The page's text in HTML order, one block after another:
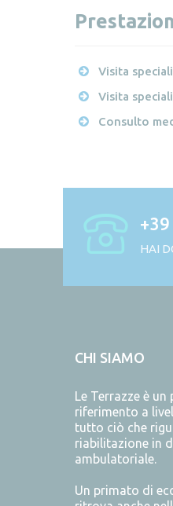
Visita
Visita
Consulto
HAI
CHI SIAMO
Le Terrazze è un
riferimento a
tutto ciò che
riabilitazione in
ambulatoriale.
Un primato di